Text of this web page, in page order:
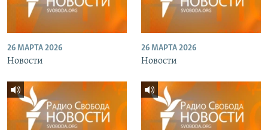
26 МАРТА 2026
Новости
26 МАРТА 2026
Новости